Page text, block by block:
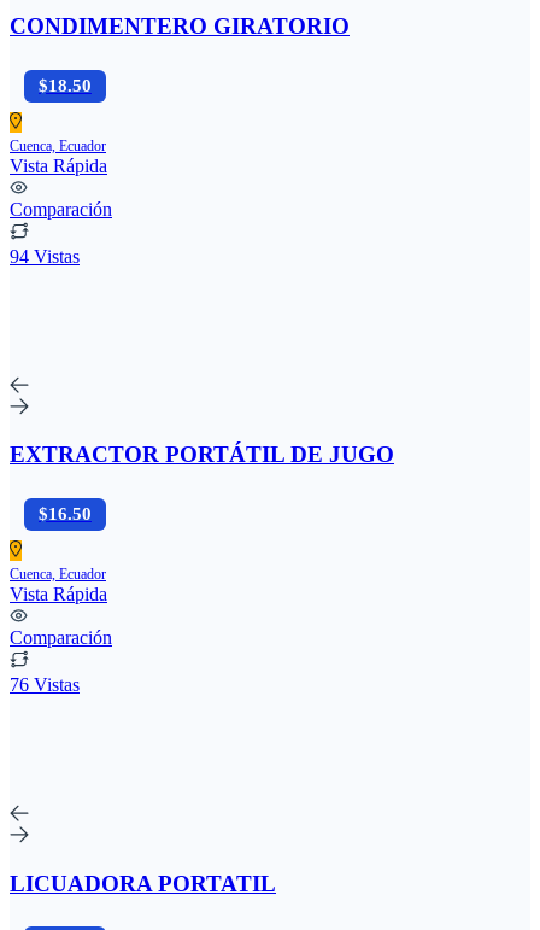
CONDIMENTERO GIRATORIO
$18.50
Cuenca, Ecuador
Vista Rápida
Comparación
94 Vistas
EXTRACTOR PORTÁTIL DE JUGO
$16.50
Cuenca, Ecuador
Vista Rápida
Comparación
76 Vistas
LICUADORA PORTATIL